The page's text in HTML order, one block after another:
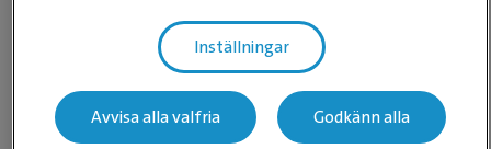
Inställningar
Avvisa alla valfria Godkänn alla